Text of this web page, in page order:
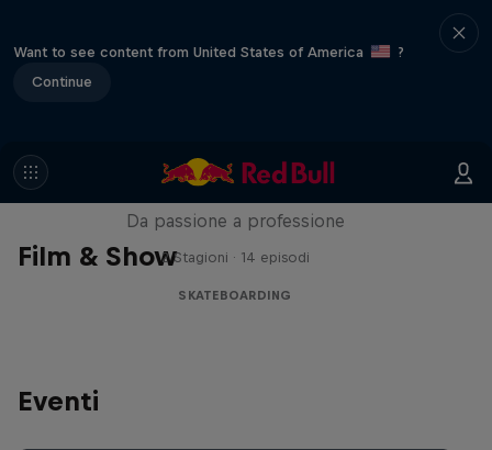
Want to see content from United States of America
?
Continue
Film & Show
Until 18 - Prima dei 18 anni
Da passione a professione
2 Stagioni · 14 episodi
SKATEBOARDING
Eventi